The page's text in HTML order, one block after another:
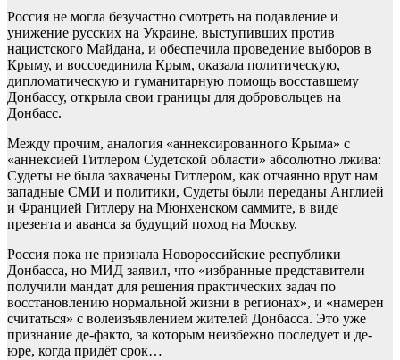
Россия не могла безучастно смотреть на подавление и
унижение русских на Украине, выступивших против
нацистского Майдана, и обеспечила проведение выборов в
Крыму, и воссоединила Крым, оказала политическую,
дипломатическую и гуманитарную помощь восставшему
Донбассу, открыла свои границы для добровольцев на
Донбасс.
Между прочим, аналогия «аннексированного Крыма» с
«аннексией Гитлером Судетской области» абсолютно лжива:
Судеты не была захвачены Гитлером, как отчаянно врут нам
западные СМИ и политики, Судеты были переданы Англией
и Францией Гитлеру на Мюнхенском саммите, в виде
презента и аванса за будущий поход на Москву.
Россия пока не признала Новороссийские республики
Донбасса, но МИД заявил, что «избранные представители
получили мандат для решения практических задач по
восстановлению нормальной жизни в регионах», и «намерен
считаться» с волеизъявлением жителей Донбасса. Это уже
признание де-факто, за которым неизбежно последует и де-
юре, когда придёт срок…